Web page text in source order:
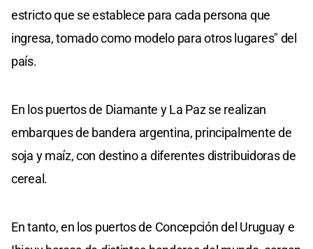
estricto que se establece para cada persona que
ingresa, tomado como modelo para otros lugares" del
país.
En los puertos de Diamante y La Paz se realizan
embarques de bandera argentina, principalmente de
soja y maíz, con destino a diferentes distribuidoras de
cereal.
En tanto, en los puertos de Concepción del Uruguay e